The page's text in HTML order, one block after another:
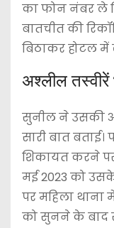
का फोन नंबर ले
बातचीत की
बिठाकर होटल में
अश्लील तस्वीरें
सुनील ने उसकी
सारी बात
शिकायत करने
मई 2023 को
पर महिला थाना
को सुनने के बाद